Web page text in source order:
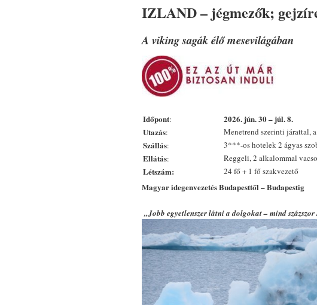
IZLAND – jégmezők;
A viking sagák élő mesevilágában
Időpont:
2026. jún. 30 – júl. 8.
Utazás: Menetrend szerinti járattal,
Szállás: 3***-os hotelek 2 ágyas
Ellátás: Reggeli, 2 alkalommal
Létszám: 24 fő + 1 fő szakvezető
Magyar idegenvezetés Budapesttől – Budapestig
„Jobb egyetlenszer látni a dolgokat – mind